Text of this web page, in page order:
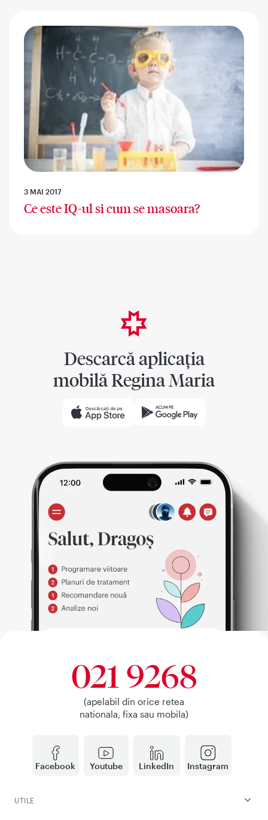
3 MAI 2017
Ce este IQ-ul si cum se masoara?
Descarcă aplicația
mobilă Regina Maria
Facebook Youtube LinkedIn Instagram
021 9268
(apelabil din orice retea
nationala, fixa sau mobila)
UTILE